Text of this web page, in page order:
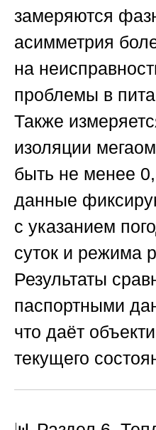
замеряются
асимметрия
на
проблемы в
Также
изоляции
быть не менее
данные
с указанием
суток и режима
Результаты
паспортными
что даёт
текущего